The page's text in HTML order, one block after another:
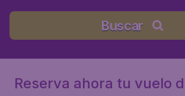
Buscar
Reserva ahora tu vuelo